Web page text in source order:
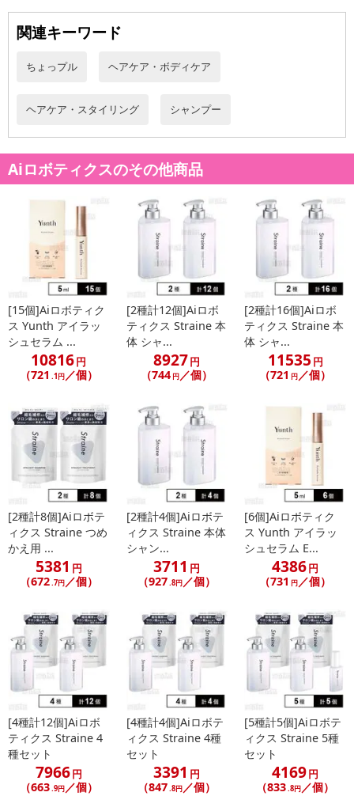
関連キーワード
ちょっプル ヘアケア・ボディケア
ヘアケア・スタイリング シャンプー
Aiロボティクスのその他商品
[15個]Aiロボティク
ス Yunth アイラッ
シュセラム ...
10816円
（721 .1円／個）
[2種計12個]Aiロボ
ティクス Straine 本
体 シャ...
8927円
（744 円／個）
[2種計16個]Aiロボ
ティクス Straine 本
体 シャ...
11535 円
（721 円／個）
[2種計8個]Aiロボテ
ィクス Straine つめ
かえ用 ...
5381 円
（672.7円／個）
[2種計4個]Aiロボテ
ィクス Straine 本体
シャン...
3711 円
（927.8円 ／個）
[6個]Aiロボティク
ス Yunth アイラッ
シュセラム E...
4386円
（731 円 ／個）
[4種計12個]Aiロボ
ティクス Straine 4
種セット
7966円
（663.9円／個）
[4種計4個]Aiロボテ
ィクス Straine 4種
セット
3391 円
（847.8円／個）
[5種計5個]Aiロボテ
ィクス Straine 5種
セット
4169円
（833.8円／個）